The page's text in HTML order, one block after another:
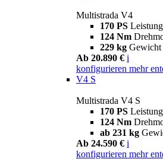
Multistrada V4
170 PS Leistung
124 Nm
229 kg
Ab 20.890 € i
konfigurieren mehr
V4 S
Multistrada V4 S
170 PS Leistung
124 Nm
ab 231 kg
Ab 24.590 € i
konfigurieren mehr